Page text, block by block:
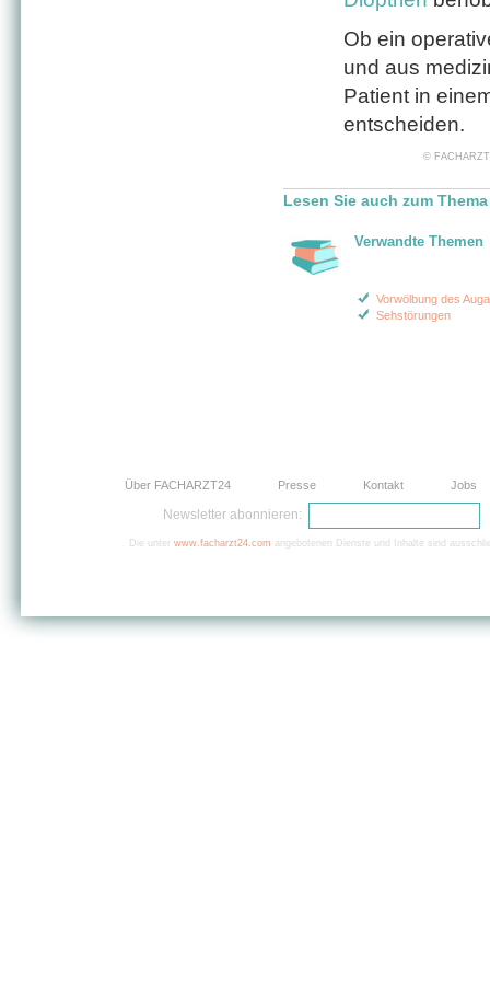
Ob ein
und aus
Patient in
entscheiden.
©
Lesen Sie auch zum
Verwandte Themen
Vorwölbung des
Sehstörungen
Über FACHARZT24 Presse Kontakt Jobs
Newsletter abonnieren:
Die unter www.facharzt24.com angebotenen Dienste und Inhalte sind